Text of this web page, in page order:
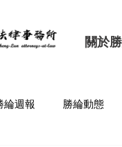
關於
綸週報 勝綸動態